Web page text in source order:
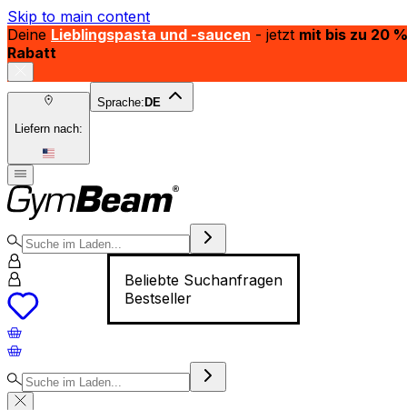
Skip to main content
Deine Lieblingspasta und -saucen - jetzt mit bis zu 20 %
Rabatt
Liefern nach:
Sprache: DE
Beliebte Suchanfragen
Bestseller